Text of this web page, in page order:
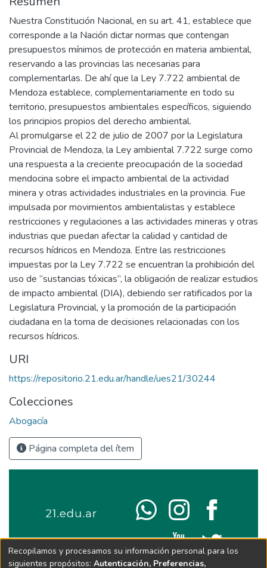
Nuestra Constitución Nacional, en su art. 41, establece que
corresponde a la Nación dictar normas que contengan
presupuestos mínimos de protección en materia ambiental,
reservando a las provincias las necesarias para
complementarlas. De ahí que la Ley 7.722 ambiental de
Mendoza establece, complementariamente en todo su
territorio, presupuestos ambientales específicos, siguiendo
los principios propios del derecho ambiental.
Al promulgarse el 22 de julio de 2007 por la Legislatura
Provincial de Mendoza, la Ley ambiental 7.722 surge como
una respuesta a la creciente preocupación de la sociedad
mendocina sobre el impacto ambiental de la actividad
minera y otras actividades industriales en la provincia. Fue
impulsada por movimientos ambientalistas y establece
restricciones y regulaciones a las actividades mineras y otras
industrias que puedan afectar la calidad y cantidad de
recursos hídricos en Mendoza. Entre las restricciones
impuestas por la Ley 7.722 se encuentran la prohibición del
uso de “sustancias tóxicas”, la obligación de realizar estudios
de impacto ambiental (DIA), debiendo ser ratificados por la
Legislatura Provincial, y la promoción de la participación
ciudadana en la toma de decisiones relacionadas con los
recursos hídricos.
URI
https://repositorio.21.edu.ar/handle/ues21/30244
Colecciones
Abogacía
Página completa del ítem
Recopilamos y procesamos su información personal para los
siguientes propósitos: Autenticación, Preferencias,